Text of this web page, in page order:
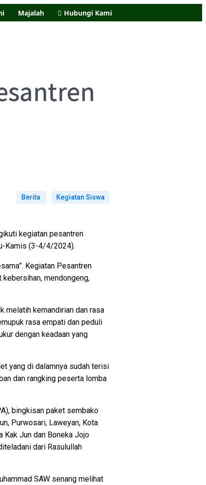
Majalah Hubungi Kami
Berita Kegiatan Siswa
kegiatan pesantren
Kamis (3-4/4/2024).
Kegiatan Pesantren
kebersihan, mendongeng,
melatih kemandirian dan rasa
rasa empati dan peduli
dengan keadaan yang
yang di dalamnya sudah terisi
dan rangking peserta lomba
bingkisan paket sembako
Purwosari, Laweyan, Kota
Kak Jun dan Boneka Jojo
dari Rasulullah
SAW senang melihat